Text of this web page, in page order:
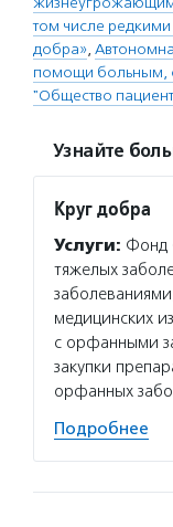
том числе
добра»,
помощи больным,
"Общество
Узнайте
Круг добра
Услуги: Фонд
тяжелых
медицинских
с орфанными
закупки
орфанных
Подробнее